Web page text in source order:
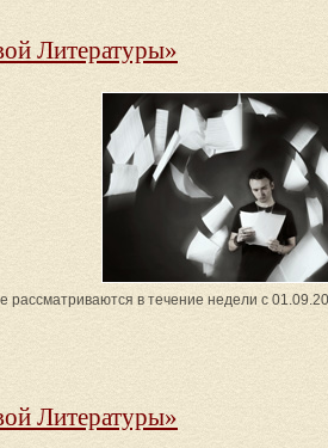
Литературы»
рассматриваются в течение недели с
Литературы»